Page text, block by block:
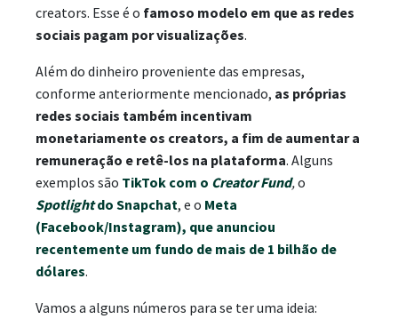
creators. Esse é o famoso modelo em que as redes
sociais pagam por visualizações.
Além do dinheiro proveniente das empresas,
conforme anteriormente mencionado, as próprias
redes sociais também incentivam
monetariamente os creators, a fim de aumentar a
remuneração e retê-los na plataforma. Alguns
exemplos são TikTok com o Creator Fund,o
Spotlightdo Snapchat, e o Meta
(Facebook/Instagram), que anunciou
recentemente um fundo de mais de 1 bilhão de
dólares.
Vamos a alguns números para se ter uma ideia: